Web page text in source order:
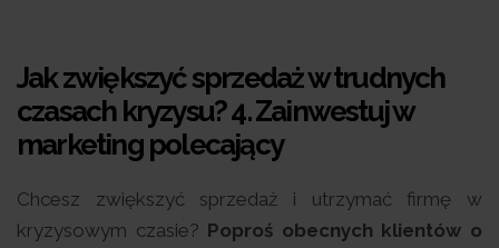
Jak zwiększyć sprzedaż w trudnych
czasach kryzysu? 4.Zainwestuj w
marketing polecający
Chcesz zwiększyć sprzedaż i utrzymać firmę w
kryzysowym czasie? Poproś obecnych klientów o